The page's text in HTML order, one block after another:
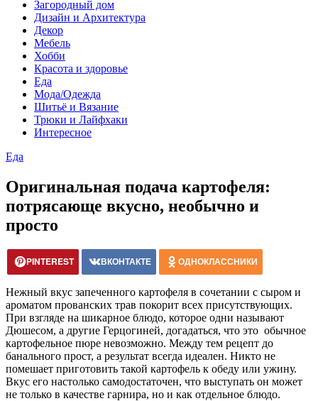
Загородный дом
Дизайн и Архитектура
Декор
Мебель
Хобби
Красота и здоровье
Еда
Мода/Одежда
Шитьё и Вязание
Трюки и Лайфхаки
Интересное
Еда
Оригинальная подача картофеля:
потрясающе вкусно, необычно и
просто
PINTEREST ВКОНТАКТЕ ОДНОКЛАССНИКИ
Нежный вкус запеченного картофеля в сочетании с сыром и
ароматом прованских трав покорит всех присутствующих.
При взгляде на шикарное блюдо, которое одни называют
Дюшесом, а другие Герцогиней, догадаться, что это обычное
картофельное пюре невозможно. Между тем рецепт до
банального прост, а результат всегда идеален. Никто не
помешает приготовить такой картофель к обеду или ужину.
Вкус его настолько самодостаточен, что выступать он может
не только в качестве гарнира, но и как отдельное блюдо.